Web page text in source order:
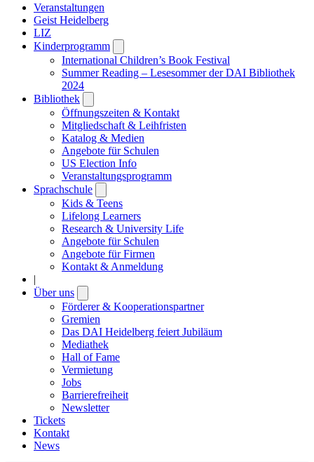
Veranstaltungen
Geist Heidelberg
LIZ
Kinderprogramm
submenu
International Children’s Book Festival
Summer Reading – Lesesommer der DAI Bibliothek
2024
Bibliothek
submenu
Öffnungszeiten & Kontakt
Mitgliedschaft & Leihfristen
Katalog & Medien
Angebote für Schulen
US Election Info
Veranstaltungsprogramm
Sprachschule
submenu
Kids & Teens
Lifelong Learners
Research & University Life
Angebote für Schulen
Angebote für Firmen
Kontakt & Anmeldung
|
Über uns
submenu
Förderer & Kooperationspartner
Gremien
Das DAI Heidelberg feiert Jubiläum
Mediathek
Hall of Fame
Vermietung
Jobs
Barrierefreiheit
Newsletter
Tickets
Kontakt
News